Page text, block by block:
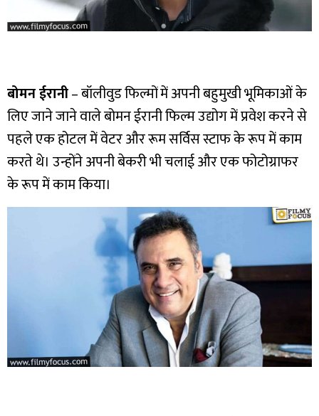
बोमन ईरानी– बॉलीवुड फिल्मों में अपनी बहुमुखी भूमिकाओं के
लिए जाने जाने वाले बोमन ईरानी फिल्म उद्योग में प्रवेश करने से
पहले एक होटल में वेटर और रूम सर्विस स्टाफ के रूप में काम
करते थे। उन्होंने अपनी बेकरी भी चलाई और एक फोटोग्राफर
के रूप में काम किया।